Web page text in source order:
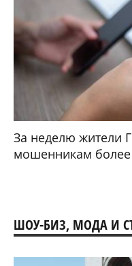
За неделю жители
мошенникам более
ШОУ-БИЗ, МОДА И